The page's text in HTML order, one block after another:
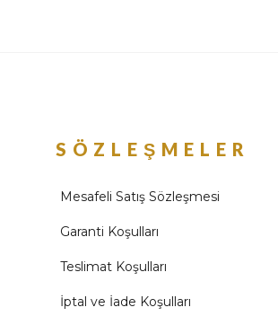
SÖZLEŞMELER
Mesafeli Satış Sözleşmesi
Garanti Koşulları
Teslimat Koşulları
İptal ve İade Koşulları